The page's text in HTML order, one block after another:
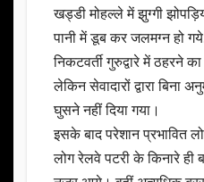
खड्डी मोहल्ले में झुग्गी
पानी में डूब कर जलमग्न हो
निकटवर्ती गुरुद्वारे में ठहरने
लेकिन सेवादारों द्वारा बिना
घुसने नहीं दिया गया।
इसके बाद परेशान प्रभावित
लोग रेलवे पटरी के किनारे